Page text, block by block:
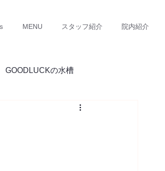
MENU スタッフ紹介 院内紹介
GOODLUCKの水槽